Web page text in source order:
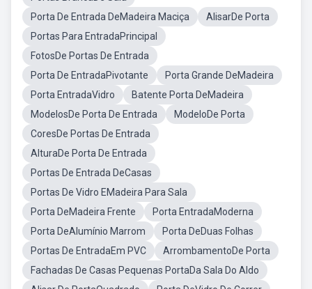
Porta De Entrada DeMadeira Maciça
AlisarDe Porta
Portas Para EntradaPrincipal
FotosDe Portas De Entrada
Porta De EntradaPivotante
Porta Grande DeMadeira
Porta EntradaVidro
Batente Porta DeMadeira
ModelosDe Porta De Entrada
ModeloDe Porta
CoresDe Portas De Entrada
AlturaDe Porta De Entrada
Portas De Entrada DeCasas
Portas De Vidro EMadeira Para Sala
Porta DeMadeira Frente
Porta EntradaModerna
Porta DeAlumínio Marrom
Porta DeDuas Folhas
Portas De EntradaEm PVC
ArrombamentoDe Porta
Fachadas De Casas Pequenas PortaDa Sala Do Aldo